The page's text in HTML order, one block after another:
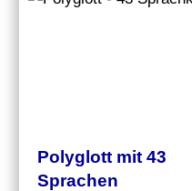
Polyglott mit 43
Sprachen